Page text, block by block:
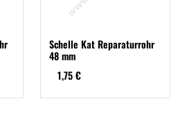
Schelle Kat Reparaturrohr
48 mm
1,75 €